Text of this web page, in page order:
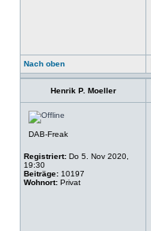
Nach oben
Henrik P. Moeller
DAB-Freak
Registriert: Do 5. Nov 2020,
19:30
Beiträge: 10197
Wohnort: Privat